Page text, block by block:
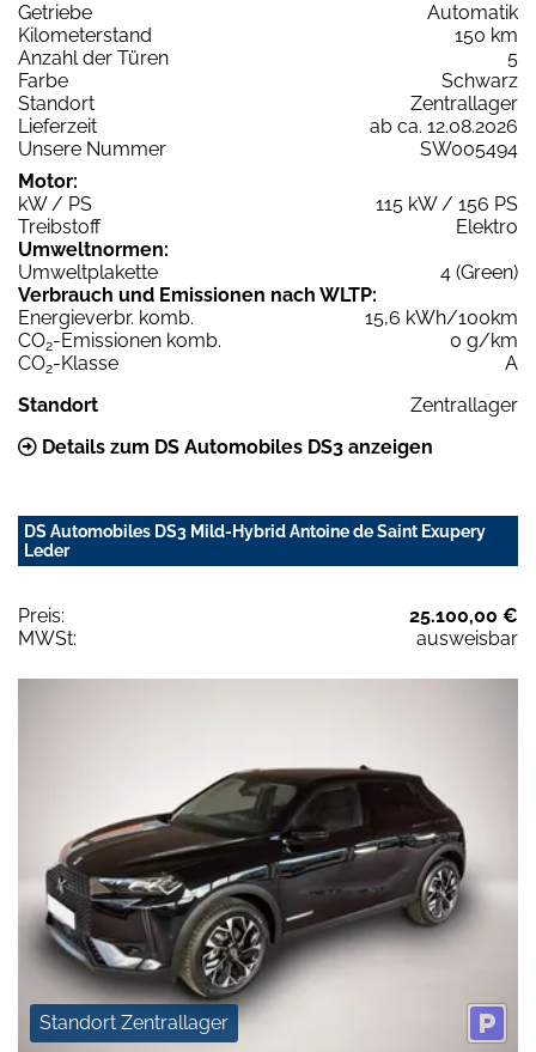
Getriebe
Automatik
Kilometerstand
150 km
Anzahl der Türen
5
Farbe
Schwarz
Standort
Zentrallager
Lieferzeit
ab ca. 12.08.2026
Unsere Nummer
SW005494
Motor:
kW / PS
115 kW / 156 PS
Treibstoff
Elektro
Umweltnormen:
Umweltplakette
4 (Green)
Verbrauch und Emissionen nach WLTP:
Energieverbr. komb.
15,6 kWh/100km
CO2-Emissionen komb.
0 g/km
CO2-Klasse
A
Standort
Zentrallager
Details zum DS Automobiles DS3 anzeigen
DS Automobiles DS3 Mild-Hybrid Antoine de Saint Exupery
Leder
Preis:
25.100,00 €
MWSt:
ausweisbar
Standort Zentrallager